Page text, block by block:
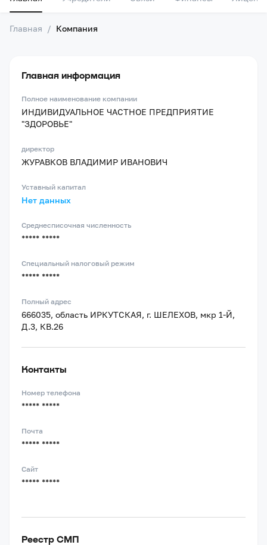
Главная / Компания
Главная информация
Полное наименование компании
ИНДИВИДУАЛЬНОЕ ЧАСТНОЕ ПРЕДПРИЯТИЕ
"ЗДОРОВЬЕ"
директор
ЖУРАВКОВ ВЛАДИМИР ИВАНОВИЧ
Уставный капитал
Нет данных
Среднесписочная численность
***** *****
Специальный налоговый режим
***** *****
Полный адрес
666035, область ИРКУТСКАЯ, г. ШЕЛЕХОВ, мкр 1-Й,
Д.3, КВ.26
Контакты
Номер телефона
***** *****
Почта
***** *****
Сайт
***** *****
Реестр СМП